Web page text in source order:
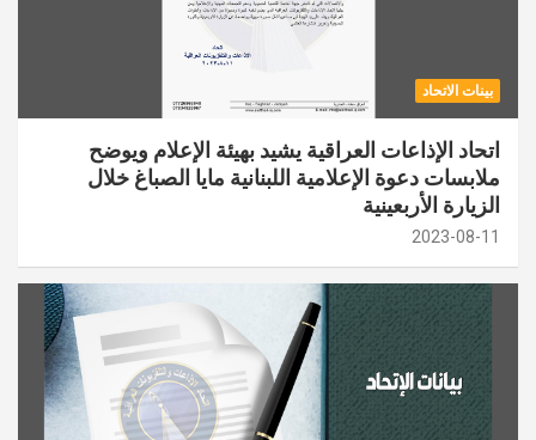
بينات الاتحاد
اتحاد الإذاعات العراقية يشيد بهيئة الإعلام ويوضح
ملابسات دعوة الإعلامية اللبنانية مايا الصباغ خلال
الزيارة الأربعينية
2023-08-11